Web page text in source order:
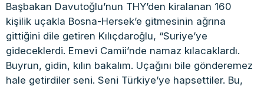
Başbakan Davutoğlu’nun THY’den kiralanan 160
kişilik uçakla Bosna-Hersek’e gitmesinin ağrına
gittiğini dile getiren Kılıçdaroğlu, “Suriye’ye
gideceklerdi. Emevi Camii’nde namaz kılacaklardı.
Buyrun, gidin, kılın bakalım. Uçağını bile gönderemez
hale getirdiler seni. Seni Türkiye’ye hapsettiler. Bu,